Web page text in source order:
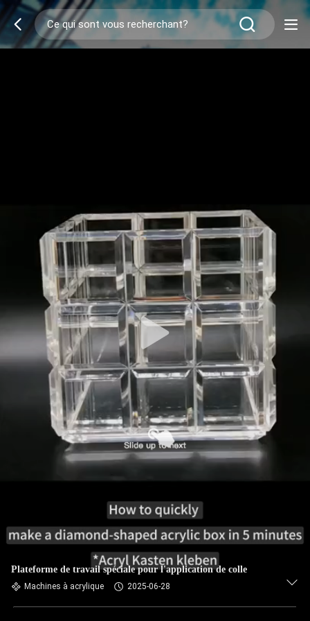
Plateforme de travail spéciale pour l'application de colle
Machines à acrylique 2025-06-28